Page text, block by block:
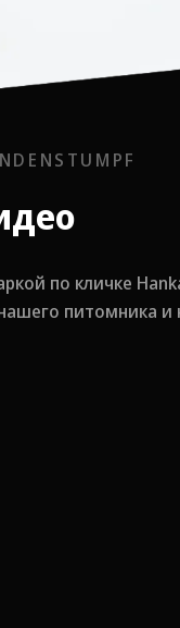
по кличке
питомника и